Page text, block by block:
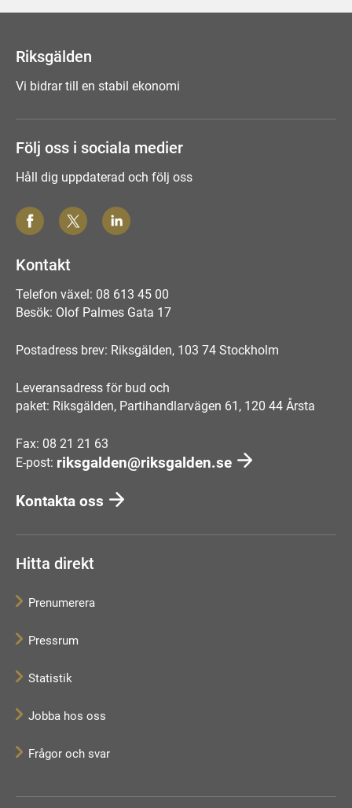
Riksgälden
Vi bidrar till en stabil ekonomi
Följ oss i sociala medier
Håll dig uppdaterad och följ oss
Kontakt
Telefon växel: 08 613 45 00
Besök: Olof Palmes Gata 17
Postadress brev: Riksgälden, 103 74 Stockholm
Leveransadress för bud och
paket: Riksgälden, Partihandlarvägen 61, 120 44 Årsta
Fax: 08 21 21 63
E-post: riksgalden@riksgalden.se
Kontakta oss
Hitta direkt
Prenumerera
Pressrum
Statistik
Jobba hos oss
Frågor och svar